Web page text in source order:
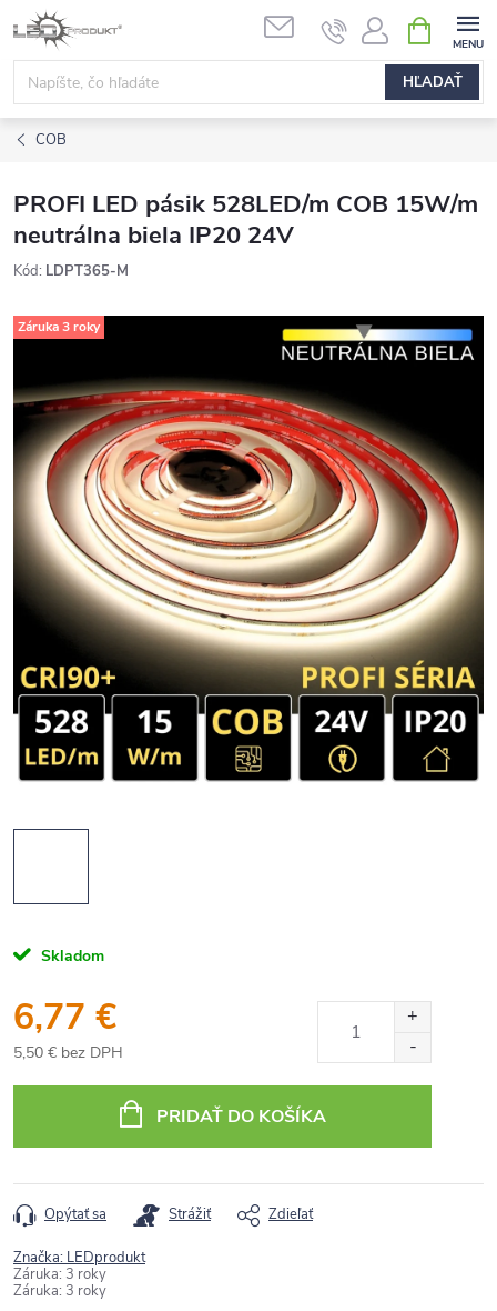
Prejsť
na
obsah
HĽADAŤ
KOŠÍK
COB
PROFI LED pásik 528LED/m COB 15W/m
neutrálna biela IP20 24V
Kód: LDPT365-M
Záruka 3 roky
Skladom
6,77 €
5,50 € bez DPH
cena:
PRIDAŤ DO KOŠÍKA
Opýtať sa Strážiť Zdieľať
Značka: LEDprodukt
Záruka: 3 roky
Záruka: 3 roky